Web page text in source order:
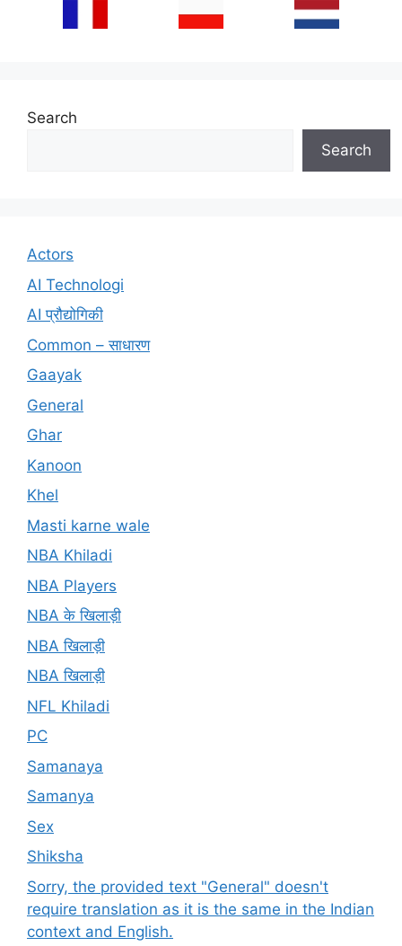
Search
Search
Actors
AI Technologi
AI प्रौद्योगिकी
Common – साधारण
Gaayak
General
Ghar
Kanoon
Khel
Masti karne wale
NBA Khiladi
NBA Players
NBA के खिलाड़ी
NBA खिलाड़ी
NBA खिलाड़ी
NFL Khiladi
PC
Samanaya
Samanya
Sex
Shiksha
Sorry, the provided text "General" doesn't
require translation as it is the same in the Indian
context and English.